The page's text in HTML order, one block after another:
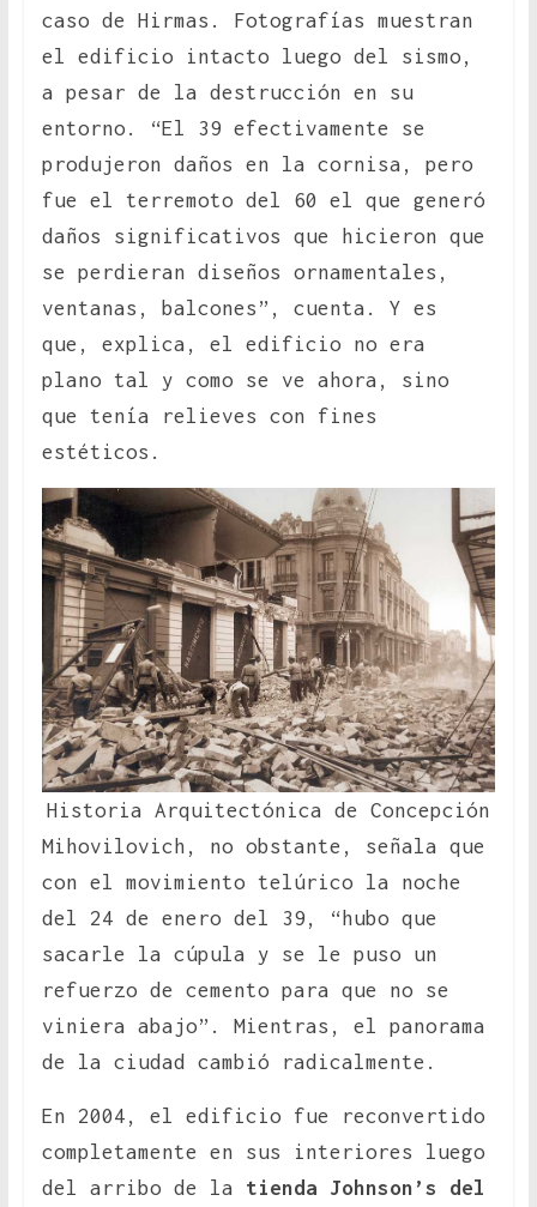
caso de Hirmas. Fotografías muestran
el edificio intacto luego del sismo,
a pesar de la destrucción en su
entorno. “El 39 efectivamente se
produjeron daños en la cornisa, pero
fue el terremoto del 60 el que generó
daños significativos que hicieron que
se perdieran diseños ornamentales,
ventanas, balcones”, cuenta. Y es
que, explica, el edificio no era
plano tal y como se ve ahora, sino
que tenía relieves con fines
estéticos.
Historia Arquitectónica de Concepción
Mihovilovich, no obstante, señala que
con el movimiento telúrico la noche
del 24 de enero del 39, “hubo que
sacarle la cúpula y se le puso un
refuerzo de cemento para que no se
viniera abajo”. Mientras, el panorama
de la ciudad cambió radicalmente.
En 2004, el edificio fue reconvertido
completamente en sus interiores luego
del arribo de la tienda Johnson’s del